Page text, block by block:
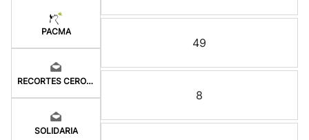
PACMA
RECORTES CERO-GV
SOLIDARIA
49
8